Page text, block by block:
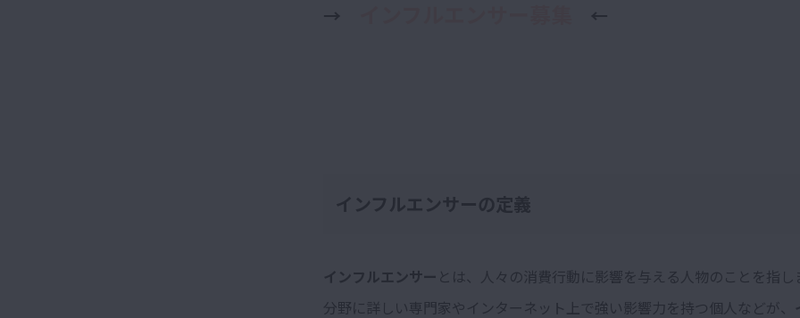
→ ←
インフルエンサーの定義
インフルエンサー とは、人々の消費行動に影響を与える人物のことを指し
分野に詳しい専門家やインターネット上で強い影響力を持つ個人などが、